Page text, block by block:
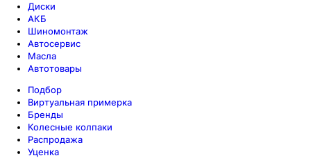
Диски
АКБ
Шиномонтаж
Автосервис
Масла
Автотовары
Подбор
Виртуальная примерка
Бренды
Колесные колпаки
Распродажа
Уценка